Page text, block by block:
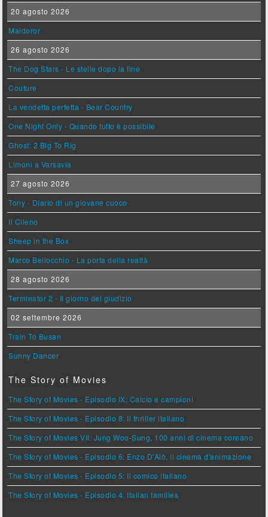
20 agosto 2026
Maldoror
26 agosto 2026
The Dog Stars - Le stelle dopo la fine
Couture
La vendetta perfetta - Bear Country
One Night Only - Quando tutto è possibile
Ghost: 2 Big To Rig
Limoni a Varsavia
27 agosto 2026
Tony - Diario di un giovane cuoco
Il Cileno
Sheep in the Box
Marco Bellocchio - La porta della realtà
28 agosto 2026
Terminator 2 - Il giorno del giudizio
02 settembre 2026
Train To Busan
Sunny Dancer
The Story of Movies
The Story of Movies - Episodio IX: Calcio e campioni
The Story of Movies - Episodio 8: Il thriller italiano
The Story of Movies VII: Jung Woo-Sung, 100 anni di cinema coreano
The Story of Movies - Episodio 6: Enzo D'Alò, il cinema d'animazione
The Story of Movies - Episodio 5: Il comico italiano
The Story of Movies - Episodio 4: Italian families